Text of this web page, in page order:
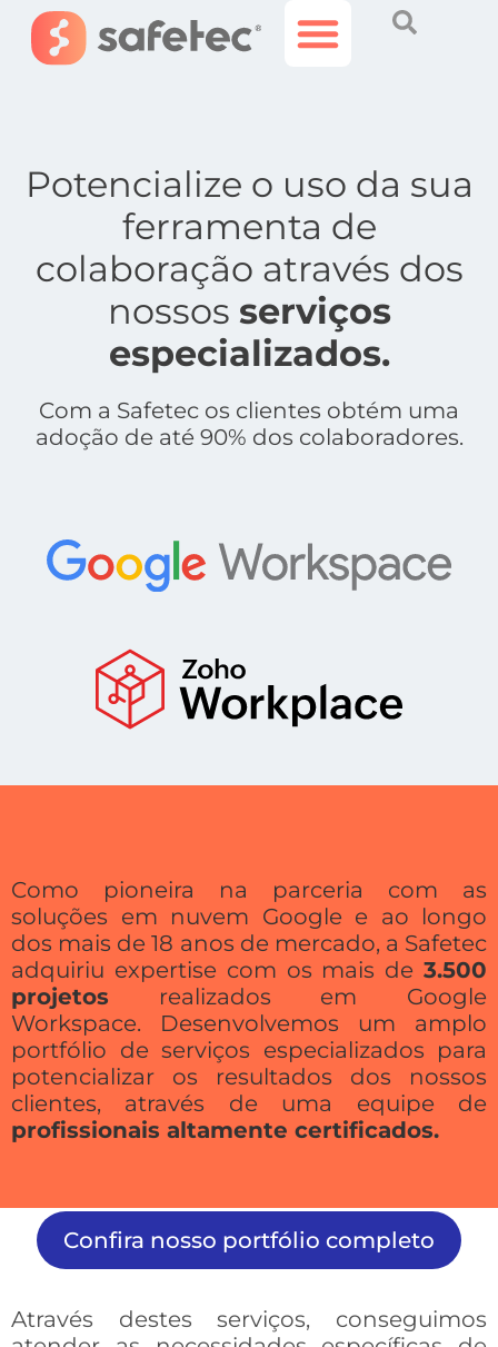
Potencialize o uso da sua
ferramenta de
colaboração através dos
nossos serviços
especializados.
Com a Safetec os clientes obtém uma
adoção de até 90% dos colaboradores.
Como pioneira na parceria com as
soluções em nuvem Google e ao longo
dos mais de 18 anos de mercado, a Safetec
adquiriu expertise com os mais de 3.500
projetos realizados em Google
Workspace. Desenvolvemos um amplo
portfólio de serviços especializados para
potencializar os resultados dos nossos
clientes, através de uma equipe de
profissionais altamente certificados.
Confira nosso portfólio completo
Através destes serviços, conseguimos